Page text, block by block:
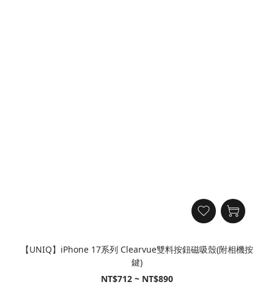
【UNIQ】iPhone 17系列 Clearvue雙料按鈕磁吸殼(附相機按
鍵)
NT$712 ~ NT$890